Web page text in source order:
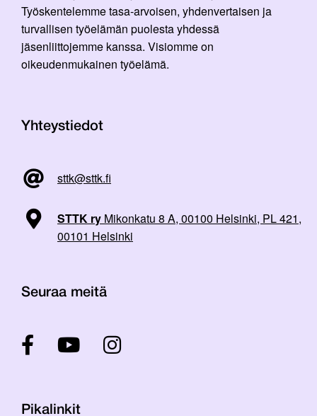
Työskentelemme tasa-arvoisen, yhdenvertaisen ja
turvallisen työelämän puolesta yhdessä
jäsenliittojemme kanssa. Visiomme on
oikeudenmukainen työelämä.
Yhteystiedot
sttk@sttk.fi
STTK ry Mikonkatu 8 A, 00100 Helsinki, PL 421,
00101 Helsinki
Seuraa meitä
Pikalinkit